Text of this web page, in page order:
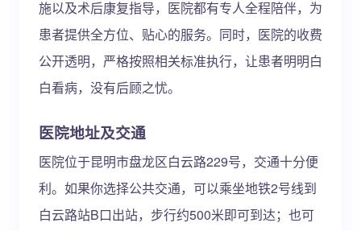
施以及术后康复指导，医院都有专人全程陪伴，为
患者提供全方位、贴心的服务。同时，医院的收费
公开透明，严格按照相关标准执行，让患者明明白
白看病，没有后顾之忧。
医院地址及交通
医院位于昆明市盘龙区白云路229号，交通十分便
利。如果你选择公共交通，可以乘坐地铁2号线到
白云路站B口出站，步行约500米即可到达；也可